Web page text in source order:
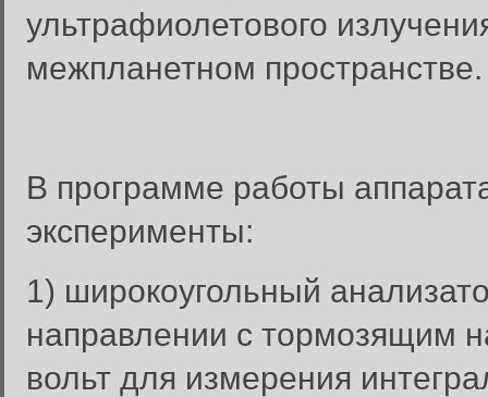
ультрафиолетового
межпланетном пространстве.
В программе работы
эксперименты:
1) широкоугольный
направлении с тормозящим
вольт для измерения